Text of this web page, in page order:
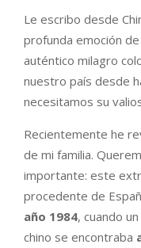
Le escribo desde
profunda emoción
auténtico milagro
nuestro país desde
necesitamos su
Recientemente he
de mi familia.
importante: este
procedente de
año 1984, cuando
chino se encontraba